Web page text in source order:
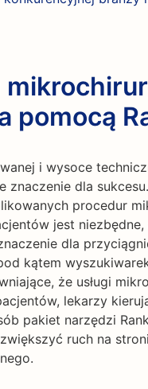
pomocą
i wysoce
znaczenie dla
procedur
jest
dla
kątem
że usługi
lekarzy
pakiet narzędzi
ruch na